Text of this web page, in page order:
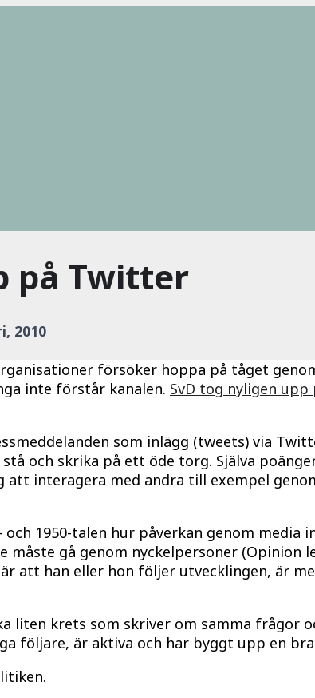
på Twitter
2010
försöker hoppa på tåget
inte förstår kanalen. SvD tog nyligen
som inlägg (tweets) via
och skrika på ett öde torg. Själva
interagera med andra till exempel
och 1950-talen hur påverkan genom
gå genom nyckelpersoner (Opinion
att han eller hon följer utvecklingen, är
liten krets som skriver om samma frågor
följare, är aktiva och har byggt upp en